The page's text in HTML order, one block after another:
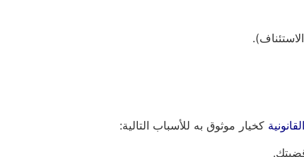
كخيار موثوق به للأسباب التالية: